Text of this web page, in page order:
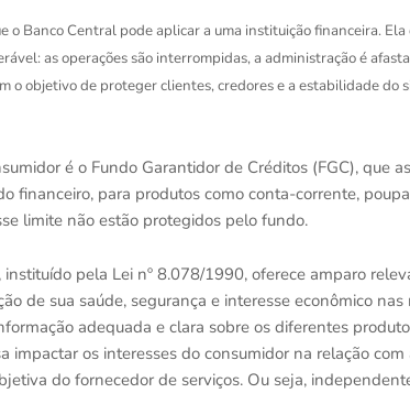
o Banco Central pode aplicar a uma instituição financeira. Ela
as operações são interrompidas, a administração é
o objetivo de proteger clientes, credores e a estabilidade do
é o Fundo Garantidor de Créditos (FGC), que
financeiro, para produtos como conta-corrente,
limite não estão protegidos pelo fundo.
pela Lei nº 8.078/1990, oferece amparo
de sua saúde, segurança e interesse econômico nas
adequada e clara sobre os diferentes
impactar os interesses do consumidor na relação com
do fornecedor de serviços. Ou seja,